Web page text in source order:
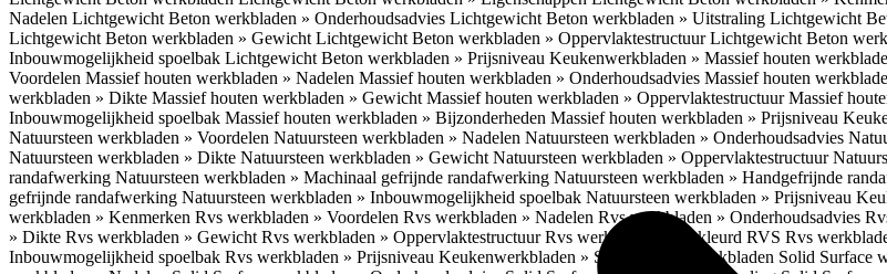
Nadelen Lichtgewicht Beton werkbladen » Onderhoudsadvies Lichtgewicht Beton werkbladen » Uitstraling Lichtgewicht
Lichtgewicht Beton werkbladen » Gewicht Lichtgewicht Beton werkbladen » OppervlaktestructuurLichtgewicht Beton
Inbouwmogelijkheid spoelbak Lichtgewicht Beton werkbladen » Prijsniveau Keukenwerkbladen » Massief houten
Voordelen Massief houten werkbladen » Nadelen Massief houten werkbladen » Onderhoudsadvies Massief houten
werkbladen » Dikte Massief houten werkbladen » Gewicht Massief houten werkbladen » OppervlaktestructuurMassief
Inbouwmogelijkheid spoelbak Massief houten werkbladen » Bijzonderheden Massief houten werkbladen » Prijsniveau
Natuursteen werkbladen » Voordelen Natuursteen werkbladen » Nadelen Natuursteen werkbladen » Onderhoudsadvies
Natuursteen werkbladen » Dikte Natuursteen werkbladen » Gewicht Natuursteen werkbladen » Oppervlaktestructuur
randafwerking Natuursteen werkbladen » Machinaal gefrijnde randafwerking Natuursteen werkbladen » Handgefrijnde
gefrijnde randafwerking Natuursteen werkbladen » Inbouwmogelijkheid spoelbak Natuursteen werkbladen » Prijsniveau
werkbladen » Kenmerken Rvs werkbladen » Voordelen Rvs werkbladen » Nadelen Rvs werkbladen » Onderhoudsadvies
» Dikte Rvs werkbladen » Gewicht Rvs werkbladen » OppervlaktestructuurRvs werkbladen » Gekleurd RVS Rvs
Inbouwmogelijkheid spoelbak Rvs werkbladen » Prijsniveau Keukenwerkbladen » Solid Surface werkbladen Solid Surface